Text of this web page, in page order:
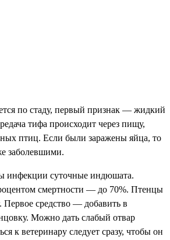
по стаду, первый признак — жидкий
тифа происходит через пищу,
птиц. Если были заражены яйца, то
заболевшими.
инфекции суточные индюшата.
смертности — до 70%. Птенцы
средство — добавить в
Можно дать слабый отвар
к ветеринару следует сразу, чтобы он